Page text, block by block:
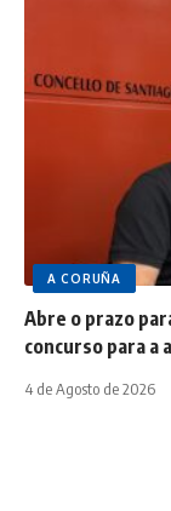
A CORUÑA
Abre o prazo
concurso para a
4 de Agosto de 2026